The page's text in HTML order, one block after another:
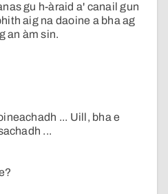
gu h-àraid a' canail gun
aig na daoine a bha ag
an àm sin.
... Uill, bha e
...